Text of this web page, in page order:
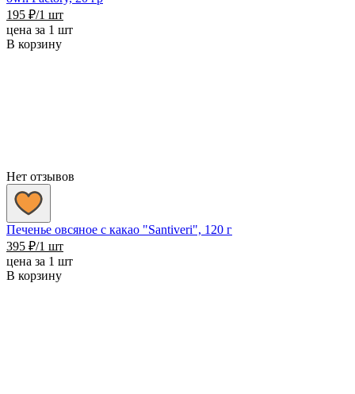
195 ₽/1 шт
цена за 1 шт
В корзину
Нет отзывов
Печенье овсяное с какао "Santiveri", 120 г
395 ₽/1 шт
цена за 1 шт
В корзину